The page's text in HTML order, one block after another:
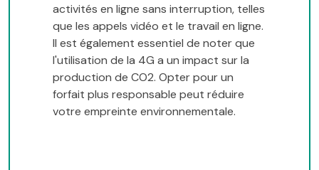
activités en ligne sans interruption, telles
que les appels vidéo et le travail en ligne.
Il est également essentiel de noter que
l'utilisation de la 4G a un impact sur la
production de CO2. Opter pour un
forfait plus responsable peut réduire
votre empreinte environnementale.